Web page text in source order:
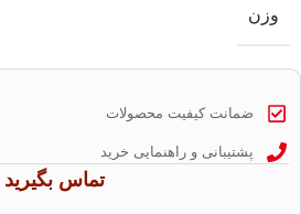
وزن
ضمانت کیفیت محصولات
پشتیبانی و راهنمایی خرید
تماس بگیرید